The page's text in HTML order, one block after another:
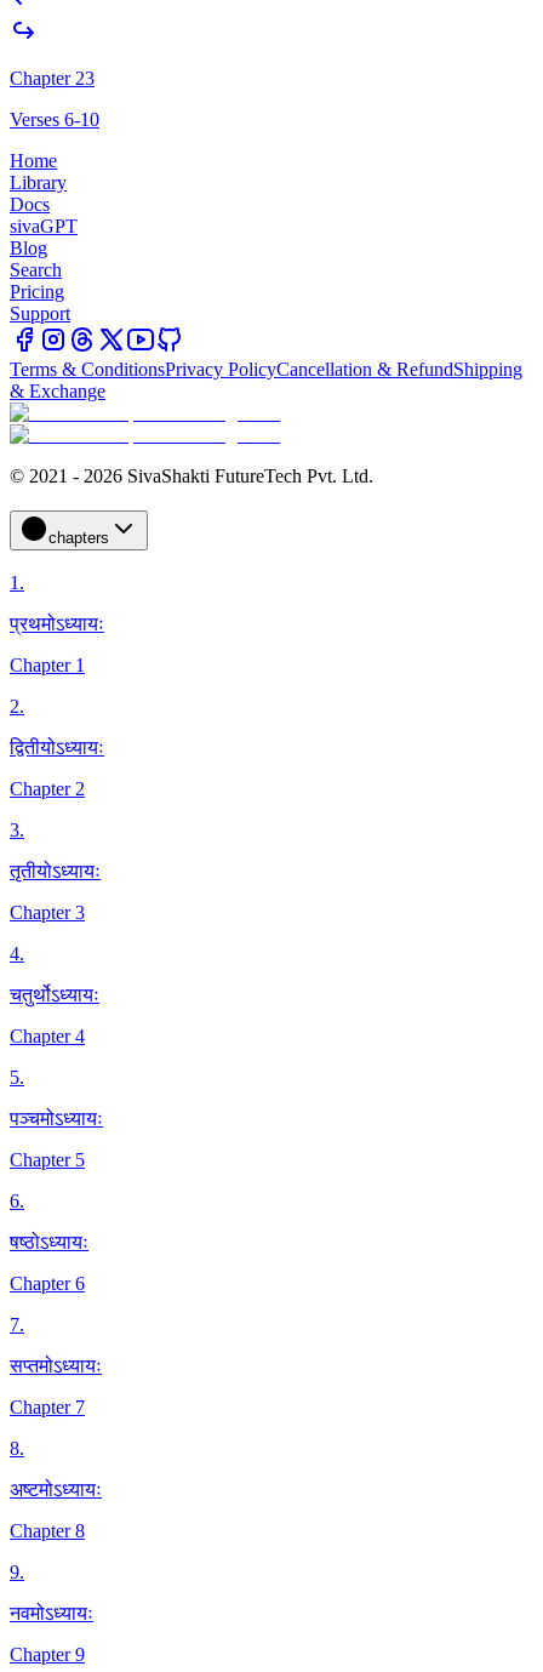
Chapter 23
Verses 6-10
Home
Library
Docs
sivaGPT
Blog
Search
Pricing
Support
Terms & ConditionsPrivacy PolicyCancellation & RefundShipping
& Exchange
© 2021 - 2026 SivaShakti FutureTech Pvt. Ltd.
chapters
1.
प्रथमोऽध्यायः
Chapter 1
2.
द्वितीयोऽध्यायः
Chapter 2
3.
तृतीयोऽध्यायः
Chapter 3
4.
चतुर्थोऽध्यायः
Chapter 4
5.
पञ्चमोऽध्यायः
Chapter 5
6.
षष्ठोऽध्यायः
Chapter 6
7.
सप्तमोऽध्यायः
Chapter 7
8.
अष्टमोऽध्यायः
Chapter 8
9.
नवमोऽध्यायः
Chapter 9